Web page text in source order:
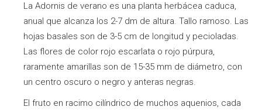
La Adornis de verano es una planta herbácea caduca,
anual que alcanza los 2-7 dm de altura. Tallo ramoso. Las
hojas basales son de 3-5 cm de longitud y pecioladas.
Las flores de color rojo escarlata o rojo púrpura,
raramente amarillas son de 15-35 mm de diámetro, con
un centro oscuro o negro y anteras negras.
El fruto en racimo cilíndrico de muchos aquenios, cada